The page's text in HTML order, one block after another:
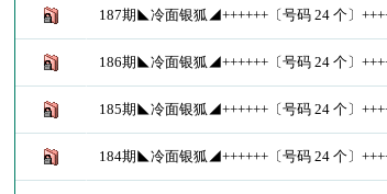
187期◣冷面银狐◢++++++〔号码 24 个〕
186期◣冷面银狐◢++++++〔号码 24 个〕
185期◣冷面银狐◢++++++〔号码 24 个〕
184期◣冷面银狐◢++++++〔号码 24 个〕